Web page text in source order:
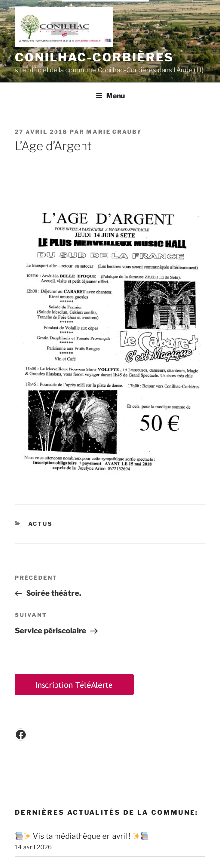
Aller
au
contenu
principal
CONILHAC-CORBIÈRES
site officiel de la commune Conilhac-Corbières dans l'Aude (11)
Menu
PUBLIÉ
LE
27 AVRIL 2018 PAR MARIE GRAUBY
L’Age d’Argent
CATÉGORIES
ACTUS
Navigation
l’article
Article
précédent
PRÉCÉDENT
Soirée théâtre.
Article
suivant
SUIVANT
Service périscolaire
Facebook
DERNIÈRES ACTUALITÉS DE LA COMMUNE:
Vis ta médiathèque en avril !
14 avril 2026